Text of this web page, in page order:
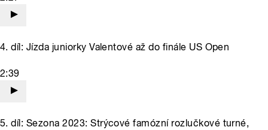
4. díl: Jízda juniorky Valentové až do finále US Open
2:39
5. díl: Sezona 2023: Strýcové famózní rozlučkové turné,